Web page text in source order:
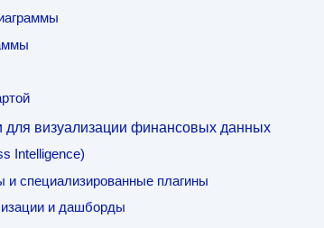
для визуализации финансовых данных
Intelligence)
и специализированные плагины
и дашборды